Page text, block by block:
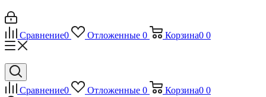
Сравнение0 Отложенные 0 Корзина0 0
Сравнение0 Отложенные 0 Корзина0 0